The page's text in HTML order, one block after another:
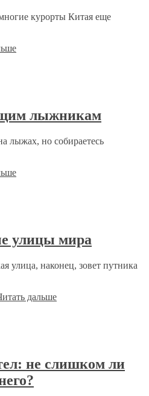
курорты Китая еще
лыжникам
лыжах, но собираетесь
улицы мира
улица, наконец, зовет путника
дальше
не слишком ли